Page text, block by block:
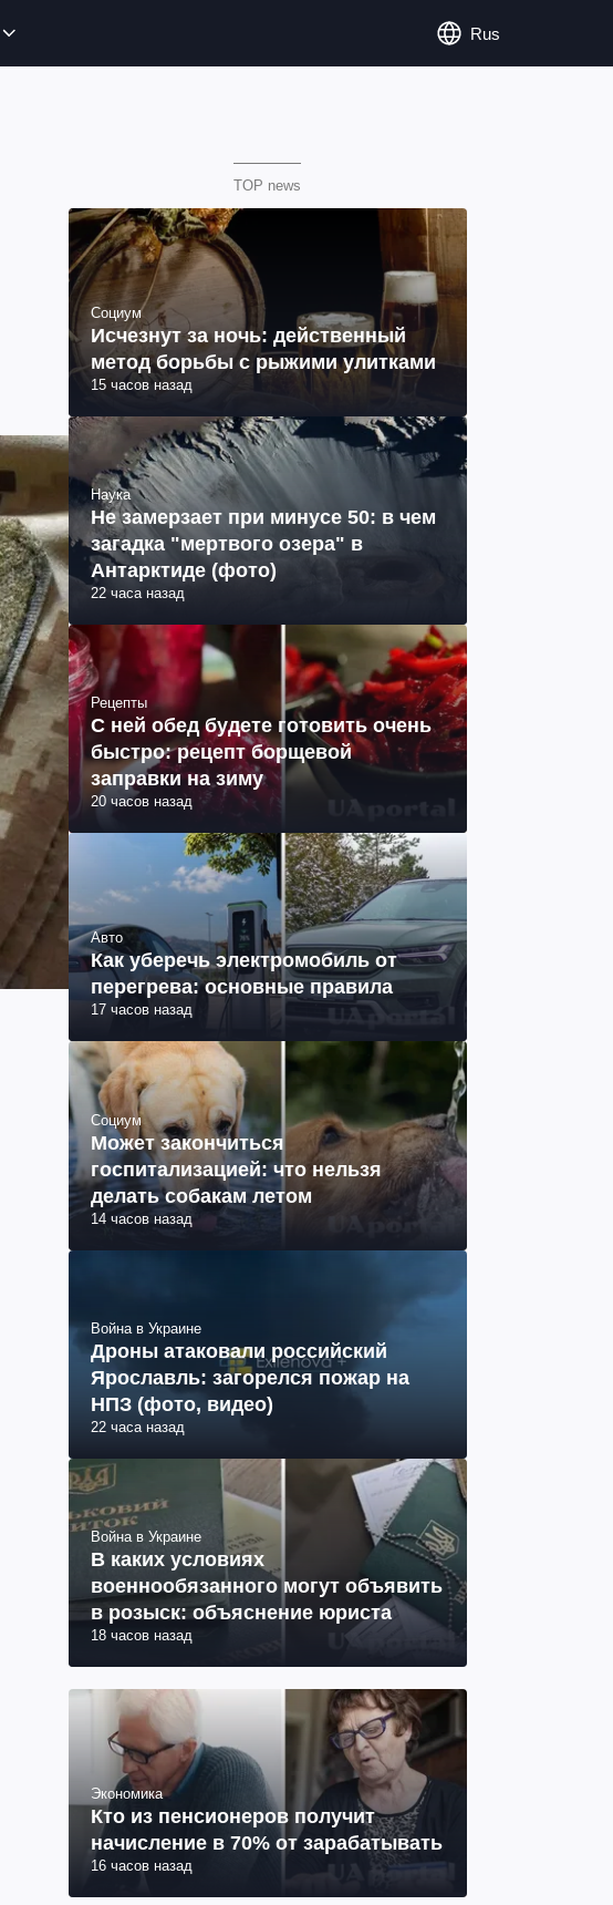
Rus
TOP news
Социум
Исчезнут за ночь: действенный
метод борьбы с рыжими улитками
15 часов назад
Наука
Не замерзает при минусе 50: в чем
загадка "мертвого озера" в
Антарктиде (фото)
22 часа назад
Рецепты
С ней обед будете готовить очень
быстро: рецепт борщевой
заправки на зиму
20 часов назад
Авто
Как уберечь электромобиль от
перегрева: основные правила
17 часов назад
Социум
Может закончиться
госпитализацией: что нельзя
делать собакам летом
14 часов назад
Война в Украине
Дроны атаковали российский
Ярославль: загорелся пожар на
НПЗ (фото, видео)
22 часа назад
Война в Украине
В каких условиях
военнообязанного могут объявить
в розыск: объяснение юриста
18 часов назад
Экономика
Кто из пенсионеров получит
начисление в 70% от зарабатывать
16 часов назад